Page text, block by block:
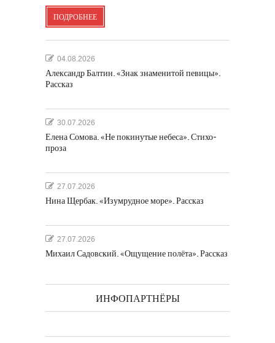
ПОДРОБНЕЕ
04.08.2026
Александр Балтин. «Знак знаменитой певицы».
Рассказ
30.07.2026
Елена Сомова. «Не покинутые небеса». Стихо-
проза
27.07.2026
Нина Щербак. «Изумрудное море». Рассказ
27.07.2026
Михаил Садовский. «Ощущение полёта». Рассказ
ИНФОПАРТНЁРЫ